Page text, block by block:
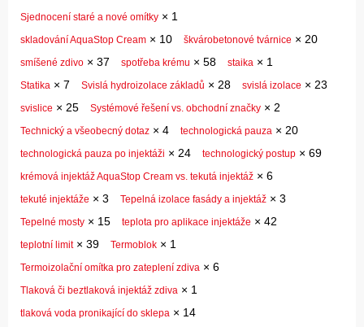
Sjednocení staré a nové omítky × 1
skladování AquaStop Cream × 10 škvárobetonové tvárnice × 20
smíšené zdivo × 37 spotřeba krému × 58 staika × 1
Statika × 7 Svislá hydroizolace základů × 28 svislá izolace × 23
svislice × 25 Systémové řešení vs. obchodní značky × 2
Technický a všeobecný dotaz × 4 technologická pauza × 20
technologická pauza po injektáži × 24 technologický postup × 69
krémová injektáž AquaStop Cream vs. tekutá injektáž × 6
tekuté injektáže × 3 Tepelná izolace fasády a injektáž × 3
Tepelné mosty × 15 teplota pro aplikace injektáže × 42
teplotní limit× 39 Termoblok × 1
Termoizolační omítka pro zateplení zdiva × 6
Tlaková či beztlaková injektáž zdiva × 1
tlaková voda pronikající do sklepa × 14